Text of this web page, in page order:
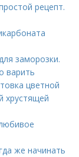
рецепт.
заморозки.
варить
цветной
хрустящей
же начинать